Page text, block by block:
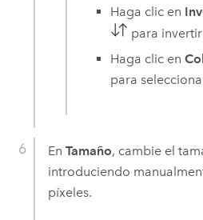
Haga clic en
para
Haga clic en
para
En Tamaño, cambie el
introduciendo
píxeles.